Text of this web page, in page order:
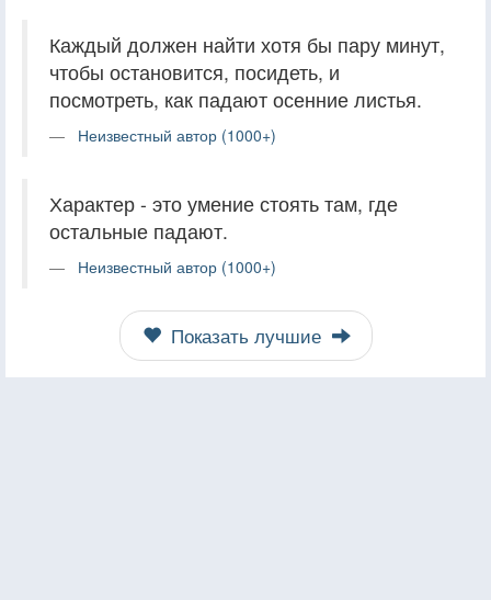
Каждый должен найти хотя бы пару минут,
чтобы остановится, посидеть, и
посмотреть, как падают осенние листья.
Неизвестный автор (1000+)
Характер - это умение стоять там, где
остальные падают.
Неизвестный автор (1000+)
Показать лучшие